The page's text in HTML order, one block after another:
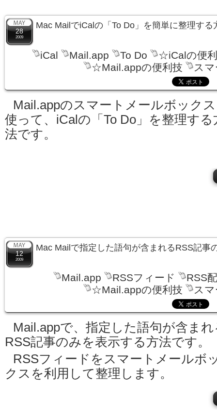
28
2009
Mac MailでiCalの「To Do」を簡単に整理する
iCal Mail.app To Do
☆iCalの便
☆Mail.appの便利技
ス
Mail.appのスマートメールボック
使って、iCalの「To Do」を整理する
法です。
12
2009
Mac Mailで指定した語句が含まれるRSS記事
Mail.app RSSフィード
RSS
☆Mail.appの便利技
ス
Mail.appで、指定した語句が含まれ
RSS記事のみを表示する方法です。
RSSフィードをスマートメールボ
クスを利用して整理します。